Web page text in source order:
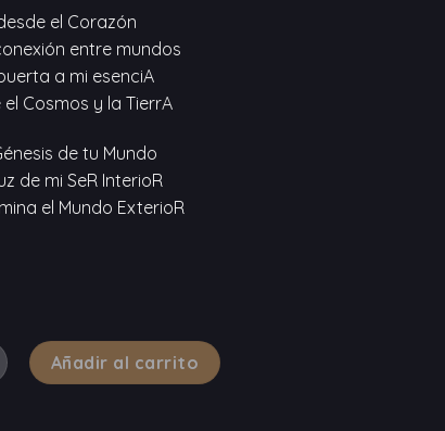
el Corazón
entre mundos
a mi esenciA
el Cosmos y la TierrA
de tu Mundo
de mi SeR InterioR
el Mundo ExterioR
Flor de Loto cantidad
Añadir al carrito